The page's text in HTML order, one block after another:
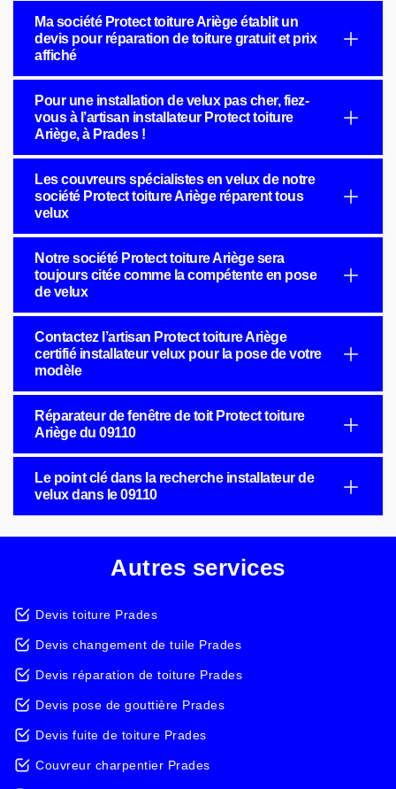
Ma société Protect toiture Ariège établit un
devis pour réparation de toiture gratuit et prix
affiché
Pour une installation de velux pas cher, fiez-
vous à l’artisan installateur Protect toiture
Ariège, à Prades !
Les couvreurs spécialistes en velux de notre
société Protect toiture Ariège réparent tous
velux
Notre société Protect toiture Ariège sera
toujours citée comme la compétente en pose
de velux
Contactez l’artisan Protect toiture Ariège
certifié installateur velux pour la pose de votre
modèle
Réparateur de fenêtre de toit Protect toiture
Ariège du 09110
Le point clé dans la recherche installateur de
velux dans le 09110
Autres services
Devis toiture Prades
Devis changement de tuile Prades
Devis réparation de toiture Prades
Devis pose de gouttière Prades
Devis fuite de toiture Prades
Couvreur charpentier Prades